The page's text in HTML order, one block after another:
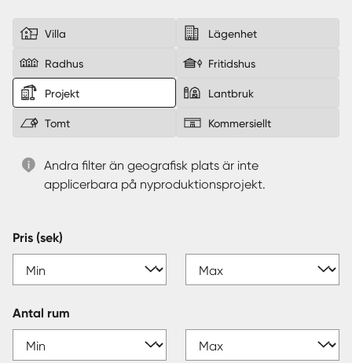
Villa Lägenhet
Radhus Fritidshus
Projekt Lantbruk
Tomt Kommersiellt
Andra filter än geografisk plats är inte
applicerbara på nyproduktionsprojekt.
Pris (sek)
Antal rum